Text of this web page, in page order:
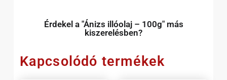
Érdekel a "Ánizs illóolaj – 100g" más
kiszerelésben?
Kapcsolódó termékek